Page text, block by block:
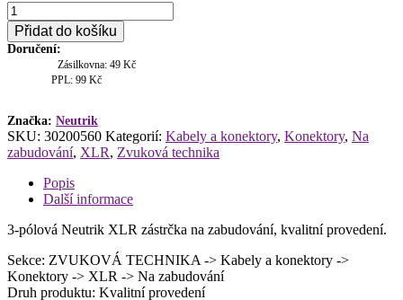
Neutrik
XLR
NC3-
MDL-
Přidat do košíku
Doručení:
Zásilkovna: 49 Kč
PPL: 99 Kč
Značka: Neutrik
SKU: 30200560 Kategorií: Kabely a konektory, Konektory, Na
zabudování, XLR, Zvuková technika
Popis
Další informace
3-pólová Neutrik XLR zástrčka na zabudování, kvalitní provedení.
Sekce: ZVUKOVÁ TECHNIKA -> Kabely a konektory ->
Konektory -> XLR -> Na zabudování
Druh produktu: Kvalitní provedení